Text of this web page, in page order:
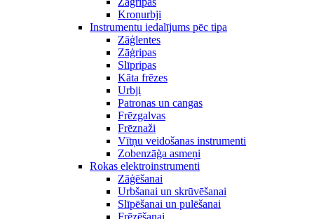
Kroņurbji
Instrumentu iedalījums pēc tipa
Zāģlentes
Zāģripas
Slīpripas
Kāta frēzes
Urbji
Patronas un cangas
Frēzgalvas
Frēznaži
Vītņu veidošanas instrumenti
Zobenzāģa asmeņi
Rokas elektroinstrumenti
Zāģēšanai
Urbšanai un skrūvēšanai
Slīpēšanai un pulēšanai
Frēzēšanai